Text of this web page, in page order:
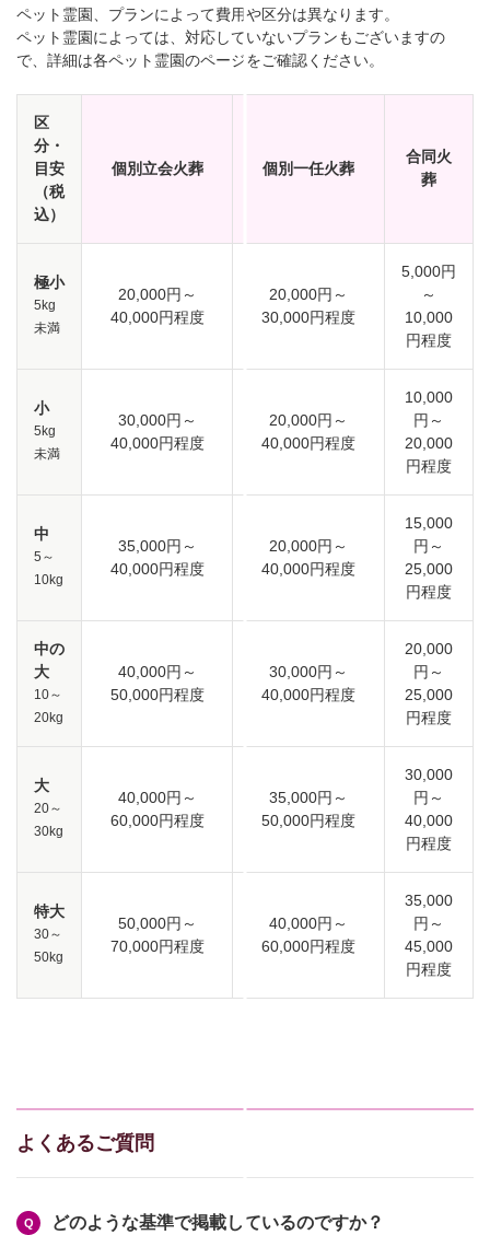
ペット霊園、プランによって費用や区分は異なります。
ペット霊園によっては、対応していないプランもございますの
で、詳細は各ペット霊園のページをご確認ください。
区
分・
目安
（税
込）
個別立会火葬 個別一任火葬
合同火
葬
極小
5kg
未満
20,000円～
40,000円程度
20,000円～
30,000円程度
5,000円
～
10,000
円程度
小
5kg
未満
30,000円～
40,000円程度
20,000円～
40,000円程度
10,000
円～
20,000
円程度
中
5～
10kg
35,000円～
40,000円程度
20,000円～
40,000円程度
15,000
円～
25,000
円程度
中の
大
10～
20kg
40,000円～
50,000円程度
30,000円～
40,000円程度
20,000
円～
25,000
円程度
大
20～
30kg
40,000円～
60,000円程度
35,000円～
50,000円程度
30,000
円～
40,000
円程度
特大
30～
50kg
50,000円～
70,000円程度
40,000円～
60,000円程度
35,000
円～
45,000
円程度
よくあるご質問
どのような基準で掲載しているのですか？